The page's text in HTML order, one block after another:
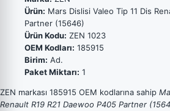
Ürün: Mars Dislisi Valeo Tip 11 Dis
Partner (15646)
Ürün Kodu: ZEN 1023
OEM Kodları: 185915
Birim: Ad.
Paket Miktarı: 1
ZEN markası 185915 OEM kodlarına sahip
Renault R19 R21 Daewoo P405 Partner